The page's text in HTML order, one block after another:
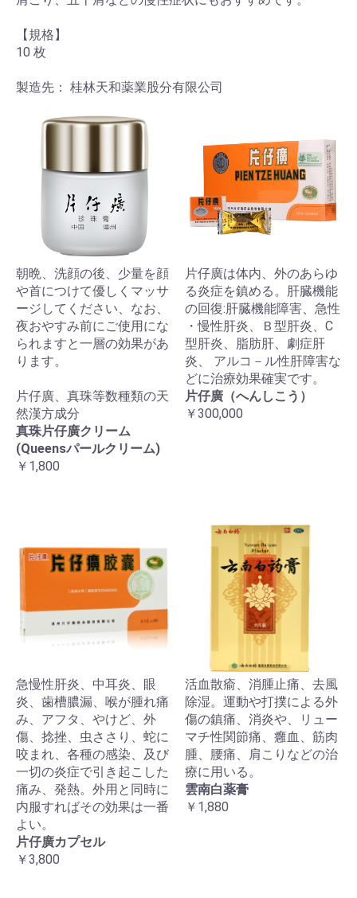
【規格】
10 枚
製造先： 桂林天和薬業股分有限公司
朝晩、洗顔の後、少量を顔
や首につけて優しくマッサ
ージしてください、なお、
夜おやすみ前にご使用にな
られますと一層の効果があ
ります。
片仔廣、真珠等数種類の天
然漢方成分
真珠片仔廣クリーム
(Queensパールクリーム)
￥1,800
片仔廣は体内、外のあらゆ
る炎症を鎮める。肝臓機能
の回復:肝臓機能障害、急性
・慢性肝炎、Ｂ型肝炎、C
型肝炎、脂肪肝、劇症肝
炎、 アルコ－ル性肝障害な
どに治療効果確実です。
片仔廣（へんしこう）
￥300,000
急慢性肝炎、中耳炎、眼
炎、歯槽膿漏、喉が腫れ痛
み、アフタ、やけど、外
傷、捻挫、虫ささり、蛇に
咬まれ、各種の感染、及び
一切の炎症で引き起こした
痛み、発熱。外用と同時に
内服すればその効果は一番
よい。
片仔廣カプセル
￥3,800
活血散瘉、消腫止痛、去風
除湿。運動や打撲による外
傷の鎮痛、消炎や、リュー
マチ性関節痛、癰血、筋肉
腫、腰痛、肩こりなどの治
療に用いる。
雲南白薬膏
￥1,880